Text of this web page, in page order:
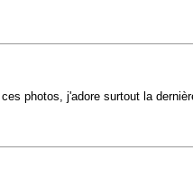
photos, j'adore surtout la